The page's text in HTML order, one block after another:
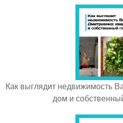
Как выглядит недвижимость
дом и